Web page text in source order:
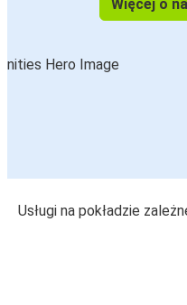
Więcej o
Usługi na pokładzie